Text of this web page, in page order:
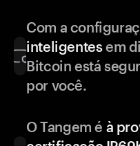
Com a
inteligentesem
Bitcoin está
por você.
O Tangem é à